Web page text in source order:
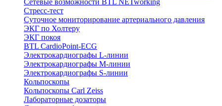
Сетевые возможности BTL NETworking
Стресс-тест
Суточное мониторирование артериального давления
ЭКГ по Холтеру
ЭКГ покоя
BTL CardioPoint-ECG
Электрокардиографы L-линии
Электрокардиографы M-линии
Электрокардиографы S-линии
Кольпоскопы
Кольпоскопы Carl Zeiss
Лабораторные дозаторы